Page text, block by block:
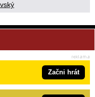
Začni hrát